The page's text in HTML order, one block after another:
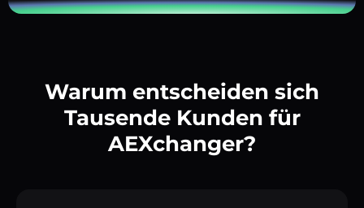
Warum entscheiden sich
Tausende Kunden für
AEXchanger?